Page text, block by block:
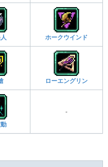
ホークウインド
ローエングリン
-